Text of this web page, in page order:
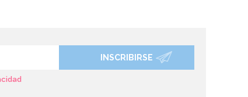
INSCRIBIRSE